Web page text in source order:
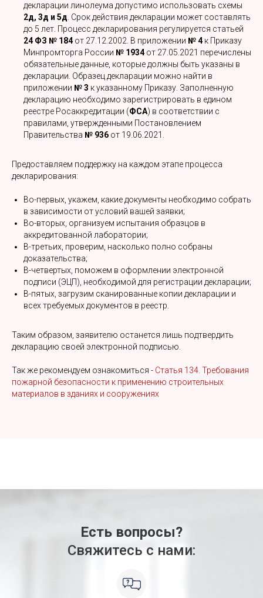
декларации линолеума допустимо использовать схемы
2д, 3д и 5д . Срок действия декларации может составлять
до 5 лет. Процесс декларирования регулируется статьей
24 ФЗ № 184от 27.12.2002. В приложении № 4к Приказу
Минпромторга России № 1934от 27.05.2021 перечислены
обязательные данные, которые должны быть указаны в
декларации. Образец декларации можно найти в
приложении № 3 к указанному Приказу. Заполненную
декларацию необходимо зарегистрировать в едином
реестре Росаккредитации (ФСА) в соответствии с
правилами, утвержденными Постановлением
Правительства № 936 от 19.06.2021.
Предоставляем поддержку на каждом этапе процесса
декларирования:
Во-первых, укажем, какие документы необходимо собрать
в зависимости от условий вашей заявки;
Во-вторых, организуем испытания образцов в
аккредитованной лаборатории;
В-третьих, проверим, насколько полно собраны
доказательства;
В-четвертых, поможем в оформлении электронной
подписи (ЭЦП), необходимой для регистрации декларации;
В-пятых, загрузим сканированные копии декларации и
всех требуемых документов в реестр.
Таким образом, заявителю останется лишь подтвердить
декларацию своей электронной подписью.
Так же рекомендуем ознакомиться - Статья 134. Требования
пожарной безопасности к применению строительных
материалов в зданиях и сооружениях
Есть вопросы?
Свяжитесь с нами: